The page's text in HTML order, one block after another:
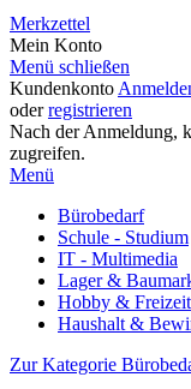
Merkzettel
Mein Konto
Menü schließen
Kundenkonto
oderregistrieren
Nach der Anmeldung,
zugreifen.
Menü
Bürobedarf
Schule - Studium
IT - Multimedia
Lager &
Hobby & Freizeit
Haushalt &
Zur Kategorie